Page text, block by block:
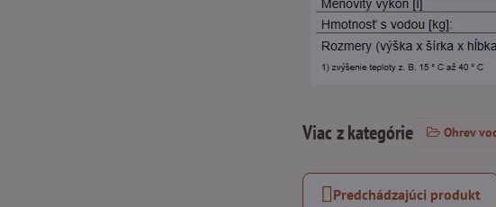
Viac z kategórie Ohrev
Predchádzajúci produkt